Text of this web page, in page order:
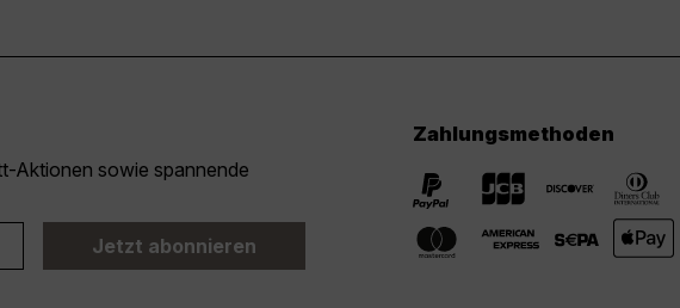
Aktionen sowie spannende
Jetzt abonnieren
Zahlungsmethoden